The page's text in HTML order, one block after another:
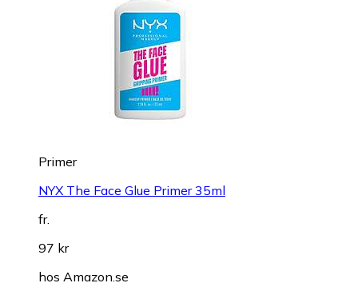
Primer
NYX The Face Glue Primer 35ml
fr.
97 kr
hos Amazon.se